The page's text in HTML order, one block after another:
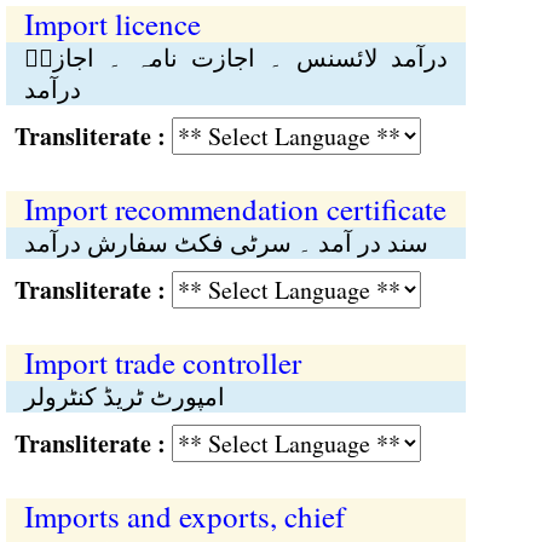
Import licence
درآمد لائسنس ۔ اجازت نامہ ۔ اجازہؑ
درآمد
:
Import recommendation certificate
سند در آمد ۔ سرٹی فکٹ سفارش درآمد
:
Import trade controller
امپورٹ ٹریڈ کنٹرولر
:
Imports and exports, chief